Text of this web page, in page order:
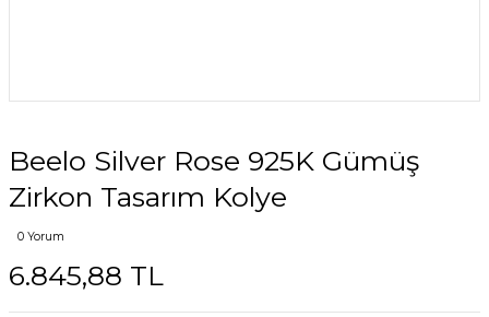
Beelo Silver Rose 925K Gümüş
Zirkon Tasarım Kolye
0 Yorum
6.845,88 TL